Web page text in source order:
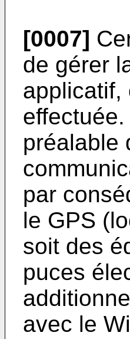
[0007]
de gérer
applicatif,
préalable
par
le GPS
soit des
puces
avec le